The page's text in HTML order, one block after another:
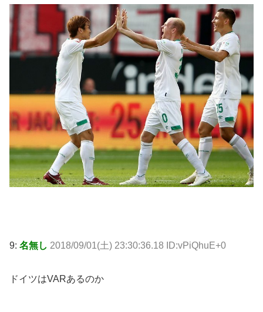
9: 名無し 2018/09/01(土) 23:30:36.18 ID:vPiQhuE+0
ドイツはVARあるのか